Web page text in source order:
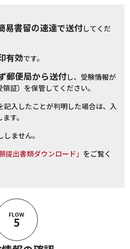
易書留の速達で送付してくだ
有効です。
郵便局から送付し、受験情報が
証）を保管してください。
記入したことが判明した場合は、入
す。
ません。
提出書類ダウンロード」 をご覧く
FLOW
5